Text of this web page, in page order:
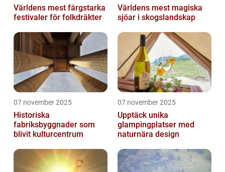
Världens mest färgstarka
festivaler för folkdräkter
Världens mest magiska
sjöar i skogslandskap
07 november 2025
Historiska
fabriksbyggnader som
blivit kulturcentrum
07 november 2025
Upptäck unika
glampingplatser med
naturnära design